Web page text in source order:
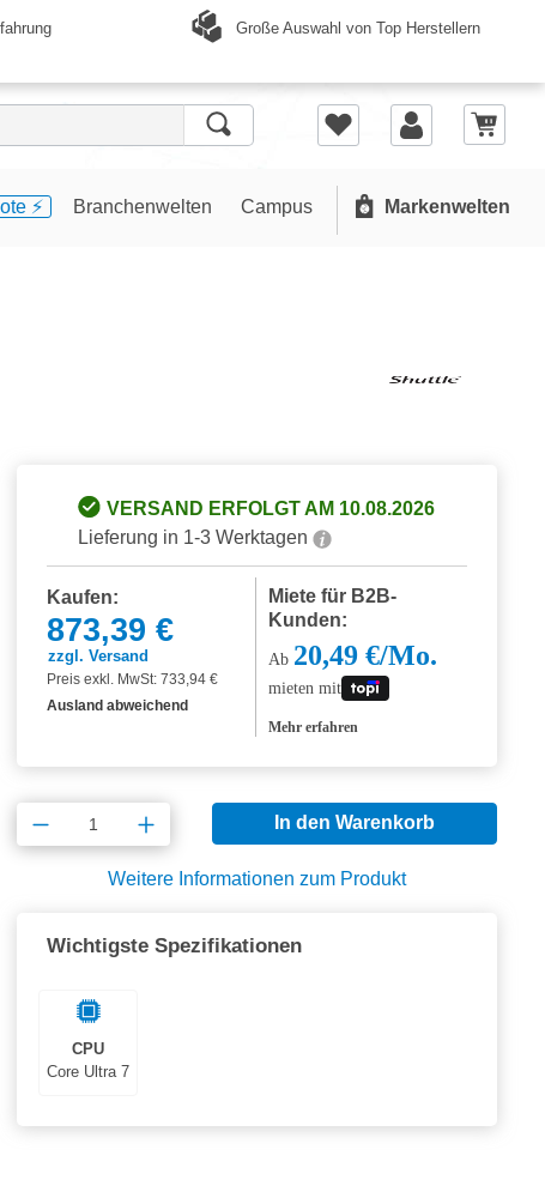
Große Auswahl von Top Herstellern
⚡️ Branchenwelten Campus Markenwelten
VERSAND ERFOLGT AM 10.08.2026
Lieferung in 1-3 Werktagen
Kaufen:
873,39 €
zzgl. Versand
Preis exkl. MwSt: 733,94 €
Ausland abweichend
Miete für B2B-
Kunden:
Ab 20,49 €/Mo.
mieten mit
Mehr erfahren
Produkt Anzahl: Gib den gewünschten
In den Warenkorb
Weitere Informationen zum Produkt
Wichtigste Spezifikationen
CPU
Core Ultra 7